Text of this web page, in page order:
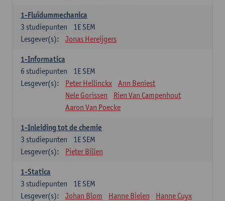
1-Fluïdummechanica
1E SEM
3 studiepunten
Lesgever(s):
Jonas Hereijgers
1-Informatica
1E SEM
6 studiepunten
Lesgever(s):
Peter Hellinckx
Ann Beniest
Nele Gorissen
Rien Van Campenhout
Aaron Van Poecke
1-Inleiding tot de chemie
1E SEM
3 studiepunten
Lesgever(s):
Pieter Billen
1-Statica
1E SEM
3 studiepunten
Lesgever(s):
Johan Blom Hanne Bielen
Hanne Cuyx